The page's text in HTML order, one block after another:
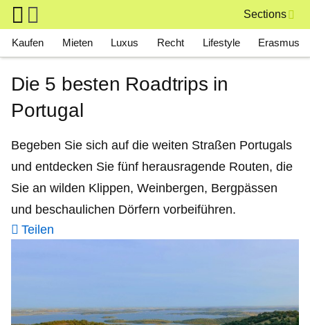
Skip to main content
Sections
Main navigation
Kaufen Mieten Luxus Recht Lifestyle Erasmus
Die 5 besten Roadtrips in
Portugal
Begeben Sie sich auf die weiten Straßen Portugals
und entdecken Sie fünf herausragende Routen, die
Sie an wilden Klippen, Weinbergen, Bergpässen
und beschaulichen Dörfern vorbeiführen.
Teilen